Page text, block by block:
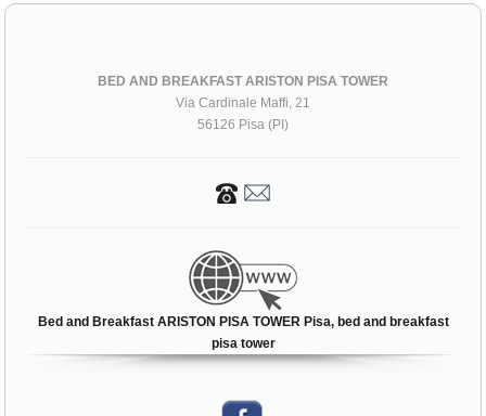
BED AND BREAKFAST ARISTON PISA TOWER
Via Cardinale Maffi, 21
56126 Pisa (PI)
Bed and Breakfast ARISTON PISA TOWER Pisa, bed and breakfast
pisa tower